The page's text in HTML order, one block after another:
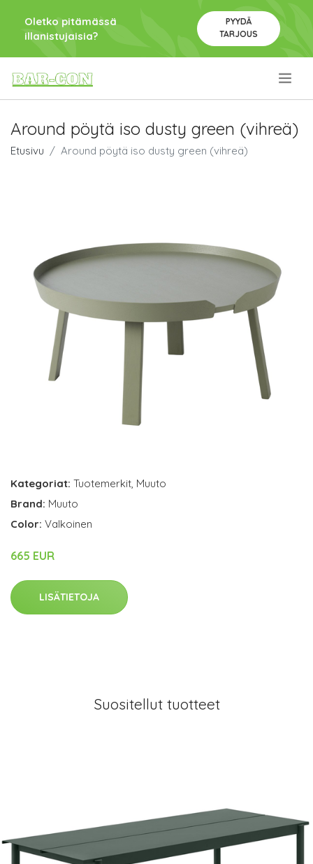
Oletko pitämässä
illanistujaisia?
PYYDÄ
TARJOUS
Around pöytä iso dusty green (vihreä)
Etusivu Around pöytä iso dusty green (vihreä)
Kategoriat: Tuotemerkit, Muuto
Brand: Muuto
Color: Valkoinen
665 EUR
LISÄTIETOJA
Suositellut tuotteet